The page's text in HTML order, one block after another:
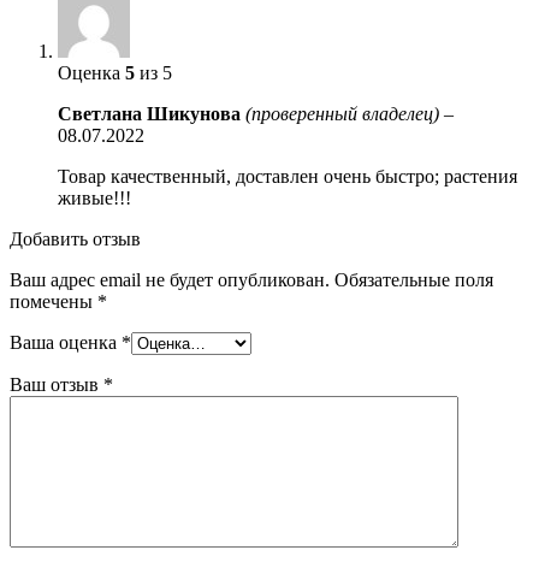
Оценка 5 из 5
Светлана Шикунова (проверенный владелец) –
08.07.2022
Товар качественный, доставлен очень быстро; растения
живые!!!
Добавить отзыв
Ваш адрес email не будет опубликован. Обязательные поля
помечены *
Ваша оценка *
Ваш отзыв *